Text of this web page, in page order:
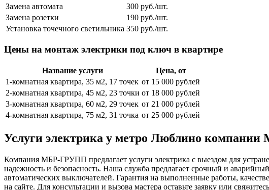
Замена автомата
300 руб./шт.
Замена розетки
190 руб./шт.
Установка точечного светильника 350 руб./шт.
Цены на монтаж электрики под ключ в квартире
Название услуги
Цена, от
1-комнатная квартира, 35 м2, 17 точек от 15 000 рублей
2-комнатная квартира, 45 м2, 23 точки от 18 000 рублей
3-комнатная квартира, 60 м2, 29 точек от 21 000 рублей
4-комнатная квартира, 75 м2, 31 точка от 25 000 рублей
Услуги электрика у метро Люблино
Компания МБР-ГРУПП предлагает услуги электрика с выездом для
надежность и безопасность. Наша служба предлагает срочный и
автоматических выключателей. Гарантия на выполненные работы,
на сайте. Для консультации и вызова мастера оставьте заявку или